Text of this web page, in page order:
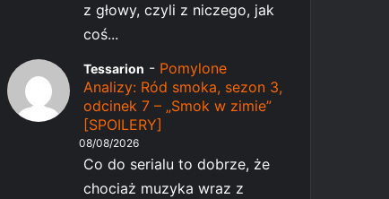
z głowy, czyli z niczego, jak
coś...
Tessarion - Pomylone
Analizy: Ród smoka, sezon 3,
odcinek 7 – „Smok w zimie”
[SPOILERY]
08/08/2026
Co do serialu to dobrze, że
chociaż muzyka wraz z